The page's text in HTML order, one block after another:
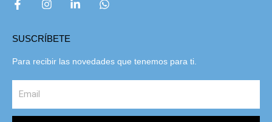
SUSCRÍBETE
Para recibir las novedades que tenemos para ti.